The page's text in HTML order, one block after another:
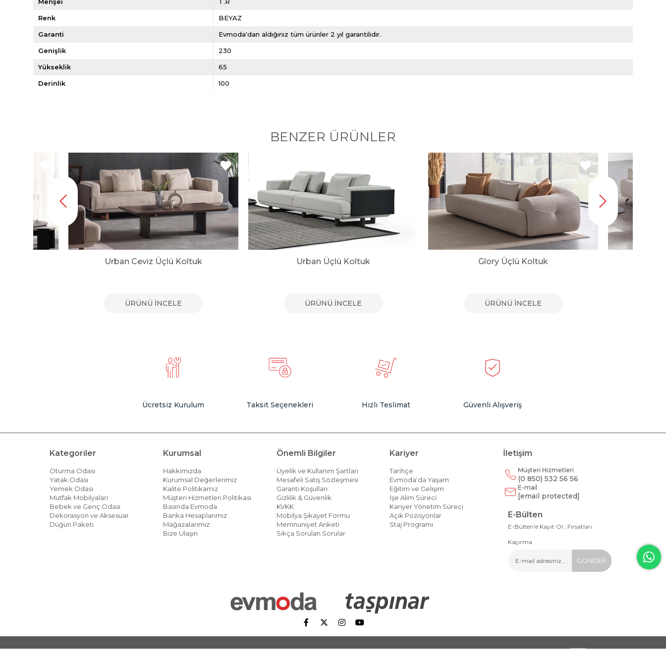
Renk BEYAZ
Garanti Evmoda'dan aldığınız tüm ürünler 2 yıl garantilidir.
Genişlik 230
Yükseklik 65
Derinlik 100
BENZER ÜRÜNLER
Urban Ceviz Üçlü Koltuk
ÜRÜNÜ İNCELE
Urban Üçlü Koltuk
ÜRÜNÜ İNCELE
Glory Üçlü Koltuk
ÜRÜNÜ İNCELE
Ücretsiz Kurulum Taksit Seçenekleri Hızlı Teslimat Güvenli Alışveriş
Kategoriler
Oturma Odası
Yatak Odası
Yemek Odası
Mutfak Mobilyaları
Bebek ve Genç Odası
Dekorasyon ve Aksesuar
Düğün Paketi
Kurumsal
Hakkımızda
Kurumsal Değerlerimiz
Kalite Politikamız
Müşteri Hizmetleri Politikası
Basında Evmoda
Banka Hesaplarımız
Mağazalarımız
Bize Ulaşın
Önemli Bilgiler
Üyelik ve Kullanım Şartları
Mesafeli Satış Sözleşmesi
Garanti Koşulları
Gizlilik & Güvenlik
KVKK
Mobilya Şikayet Formu
Memnuniyet Anketi
Sıkça Sorulan Sorular
Kariyer
Tarihçe
Evmoda'da Yaşam
Eğitim ve Gelişim
İşe Alım Süreci
Kariyer Yönetim Süreci
Açık Pozisyonlar
Staj Programı
İletişim
Müşteri Hizmetleri
(0 850) 532 56 56
E-mail
[email protected]
E-Bülten
E-Bülten'e Kayıt Ol , Fırsatları
Kaçırma
GÖNDER